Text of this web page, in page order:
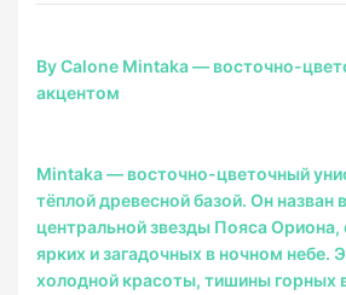
By Calone Mintaka — восточно-
акцентом
Mintaka — восточно-цветочный
тёплой древесной базой. Он назван
центральной звезды Пояса
ярких и загадочных в ночном небе.
холодной красоты, тишины горных